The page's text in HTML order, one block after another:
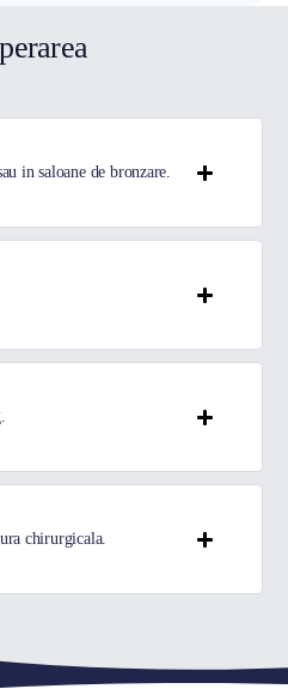
in saloane de bronzare.
chirurgicala.